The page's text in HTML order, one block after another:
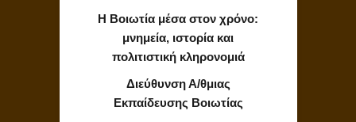
Η Βοιωτία μέσα στον χρόνο:
μνημεία, ιστορία και
πολιτιστική κληρονομιά
Διεύθυνση Α/θμιας
Εκπαίδευσης Βοιωτίας